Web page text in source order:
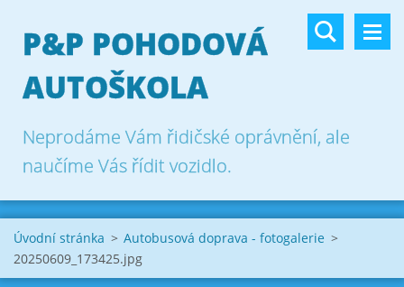
P&P POHODOVÁ
AUTOŠKOLA
Neprodáme Vám řidičské oprávnění, ale
naučíme Vás řídit vozidlo.
Úvodní stránka > Autobusová doprava - fotogalerie >
20250609_173425.jpg